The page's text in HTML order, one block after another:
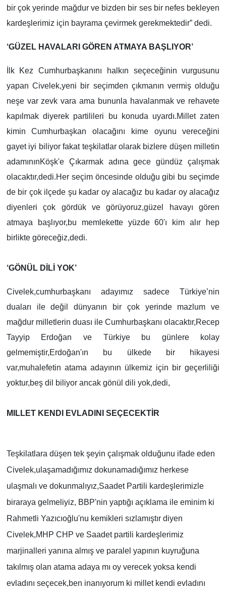
bir çok yerinde mağdur ve bizden bir ses bir nefes bekleyen
kardeşlerimiz için bayrama çevirmek gerekmektedir” dedi.
‘GÜZEL HAVALARI GÖREN ATMAYA BAŞLIYOR’
İlk Kez Cumhurbaşkanını halkın seçeceğinin vurgusunu
yapan Civelek,yeni bir seçimden çıkmanın vermiş olduğu
neşe var zevk vara ama bununla havalanmak ve rehavete
kapılmak diyerek partilileri bu konuda uyardı.Millet zaten
kimin Cumhurbaşkan olacağını kime oyunu vereceğini
gayet iyi biliyor fakat teşkilatlar olarak bizlere düşen milletin
adamınınKöşk'e Çıkarmak adına gece gündüz çalışmak
olacaktır,dedi.Her seçim öncesinde olduğu gibi bu seçimde
de bir çok ilçede şu kadar oy alacağız bu kadar oy alacağız
diyenleri çok gördük ve görüyoruz,güzel havayı gören
atmaya başlıyor,bu memlekette yüzde 60'ı kim alır hep
birlikte göreceğiz,dedi.
‘GÖNÜL DİLİ YOK’
Civelek,cumhurbaşkanı adayımız sadece Türkiye’nin
duaları ile değil dünyanın bir çok yerinde mazlum ve
mağdur milletlerin duası ile Cumhurbaşkanı olacaktır,Recep
Tayyip Erdoğan ve Türkiye bu günlere kolay
gelmemiştir,Erdoğan'ın bu ülkede bir hikayesi
var,muhalefetin atama adayının ülkemiz için bir geçerliliği
yoktur,beş dil biliyor ancak gönül dili yok,dedi,
MILLET KENDI EVLADINI SEÇECEKTİR
Teşkilatlara düşen tek şeyin çalışmak olduğunu ifade eden
Civelek,ulaşamadığımız dokunamadığımız herkese
ulaşmalı ve dokunmalıyız,Saadet Partili kardeşlerimizle
biraraya gelmeliyiz, BBP'nin yaptığı açıklama ile eminim ki
Rahmetli Yazıcıoğlu'nu kemikleri sızlamıştır diyen
Civelek,MHP CHP ve Saadet partili kardeşlerimiz
marjinalleri yanına almış ve paralel yapının kuyruğuna
takılmış olan atama adaya mı oy verecek yoksa kendi
evladını seçecek,ben inanıyorum ki millet kendi evladını